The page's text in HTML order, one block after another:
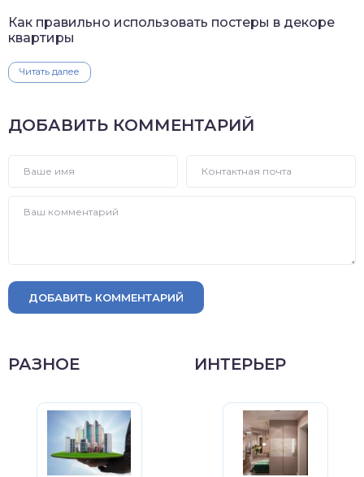
Как правильно использовать постеры в декоре
квартиры
Читать далее
ДОБАВИТЬ КОММЕНТАРИЙ
ДОБАВИТЬ КОММЕНТАРИЙ
РАЗНОЕ ИНТЕРЬЕР